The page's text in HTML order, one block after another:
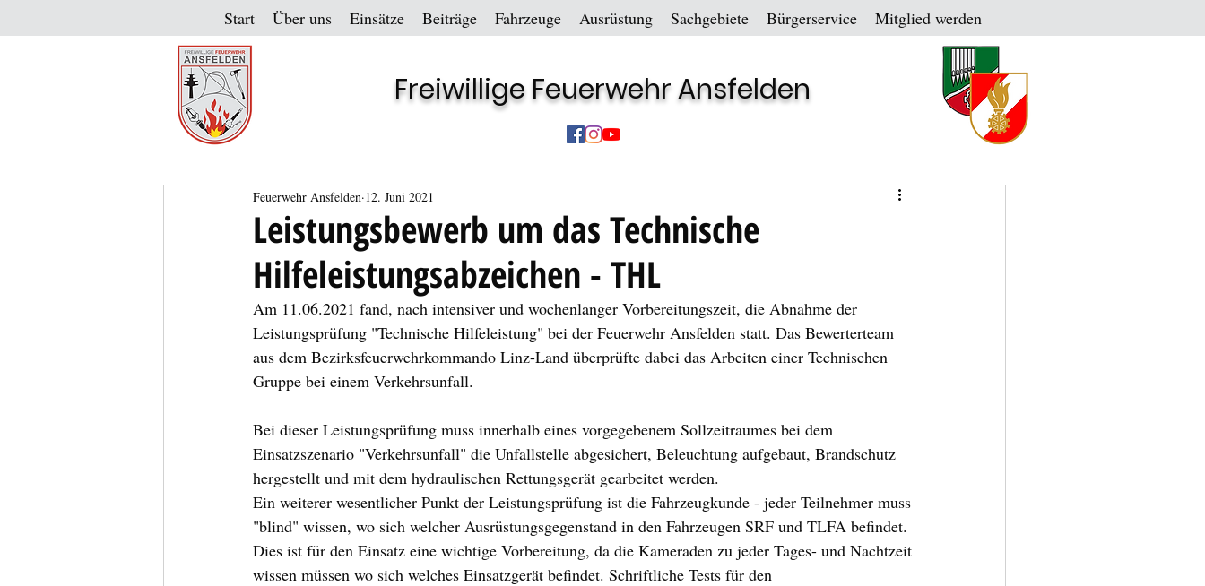
Start Über uns Einsätze Beiträge Fahrzeuge Ausrüstung Sachgebiete Bürgerservice Mitglied werden
Freiwillige Feuerwehr Ansfelden
Leistungsbewerb um das Technische
Hilfeleistungsabzeichen - THL
Feuerwehr Ansfelden 12. Juni 2021
Am 11.06.2021 fand, nach intensiver und wochenlanger Vorbereitungszeit, die Abnahme der
Leistungsprüfung "Technische Hilfeleistung" bei der Feuerwehr Ansfelden statt. Das Bewerterteam
aus dem Bezirksfeuerwehrkommando Linz-Land überprüfte dabei das Arbeiten einer Technischen
Gruppe bei einem Verkehrsunfall.
Bei dieser Leistungsprüfung muss innerhalb eines vorgegebenem Sollzeitraumes bei dem
Einsatzszenario "Verkehrsunfall" die Unfallstelle abgesichert, Beleuchtung aufgebaut, Brandschutz
hergestellt und mit dem hydraulischen Rettungsgerät gearbeitet werden.
Ein weiterer wesentlicher Punkt der Leistungsprüfung ist die Fahrzeugkunde - jeder Teilnehmer muss
"blind" wissen, wo sich welcher Ausrüstungsgegenstand in den Fahrzeugen SRF und TLFA befindet.
Dies ist für den Einsatz eine wichtige Vorbereitung, da die Kameraden zu jeder Tages- und Nachtzeit
wissen müssen wo sich welches Einsatzgerät befindet. Schriftliche Tests für den